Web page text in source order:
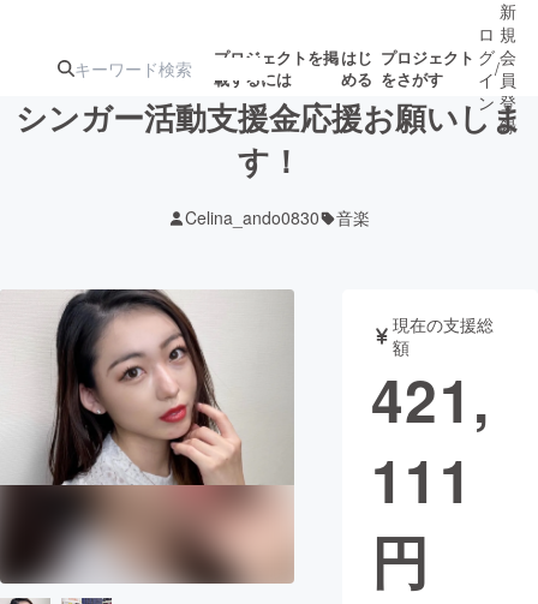
プロジェクトを掲
載するには
はじ
める
プロジェクト
をさがす
ジェクト
募集終了が近いプ
ロジェクト
アート・写真 音楽
テクノロジー・ガジェット ゲーム・サ
映像・映画
ビジネス・起業
まちづくり・地域活性化
ロ
グ
イ
ン
/
新
規
会
員
登
録
シンガー活動支援金応援お願いしま
す！
Celina_ando0830 音楽
現在の支援総
額
421,
111
円